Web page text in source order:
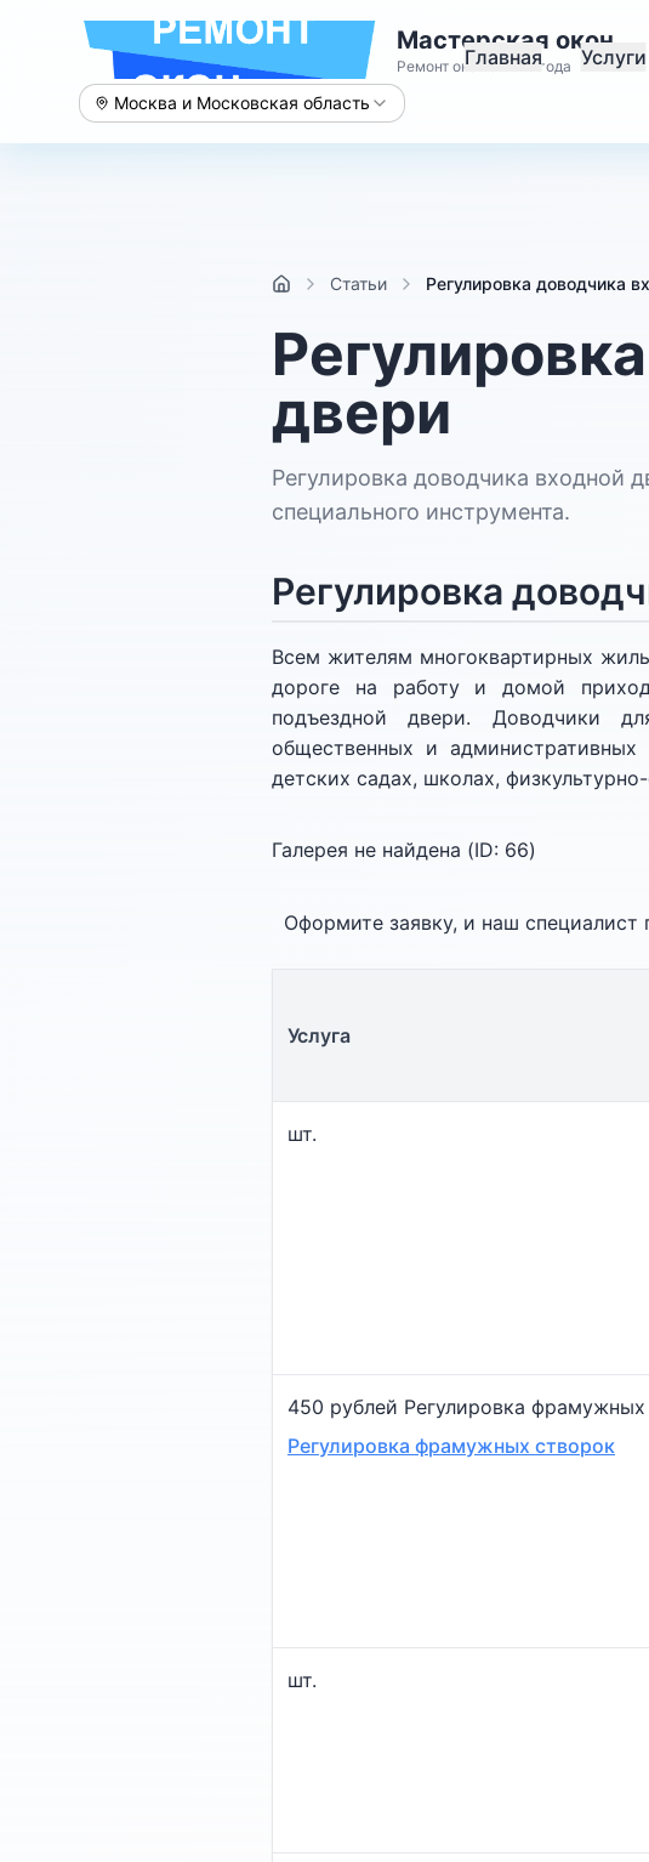
Мастерская окон
Ремонт окон с 2015 года
Москва и Московская область
Главная Услуги
Статьи Регулировка доводчика
двери
Регулировка доводчика входной
специального инструмента.
Регулировка
Всем жителям многоквартирных
дороге на работу и домой
подъездной двери. Доводчики
общественных и административных
детских садах, школах,
Галерея не найдена (ID: 66)
Оформите заявку, и наш специалист
Услуга
шт.
450 рублей Регулировка фрамужных
Регулировка фрамужных створок
шт.